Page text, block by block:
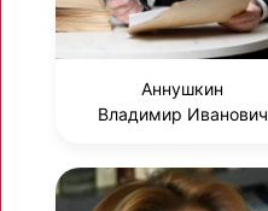
Аннушкин
Владимир Иванович